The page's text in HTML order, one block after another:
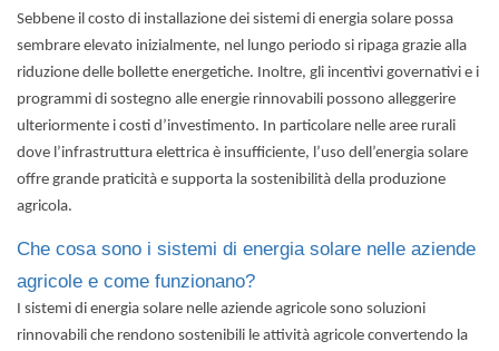
Sebbene il costo di installazione dei sistemi di energia solare possa
sembrare elevato inizialmente, nel lungo periodo si ripaga grazie alla
riduzione delle bollette energetiche. Inoltre, gli incentivi governativi e i
programmi di sostegno alle energie rinnovabili possono alleggerire
ulteriormente i costi d’investimento. In particolare nelle aree rurali
dove l’infrastruttura elettrica è insufficiente, l’uso dell’energia solare
offre grande praticità e supporta la sostenibilità della produzione
agricola.
Che cosa sono i sistemi di energia solare nelle aziende
agricole e come funzionano?
I sistemi di energia solare nelle aziende agricole sono soluzioni
rinnovabili che rendono sostenibili le attività agricole convertendo la